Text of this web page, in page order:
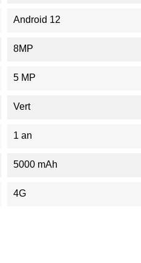
Android 12
8MP
5 MP
Vert
1 an
5000 mAh
4G